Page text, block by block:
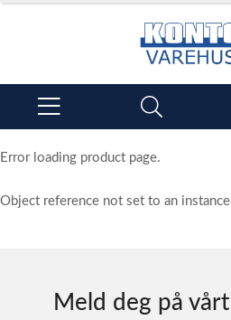
Error loading product page.
Object reference not set to an
Meld deg på